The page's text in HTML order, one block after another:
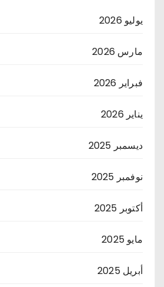
يوليو 2026
مارس 2026
فبراير 2026
يناير 2026
ديسمبر 2025
نوفمبر 2025
أكتوبر 2025
مايو 2025
أبريل 2025